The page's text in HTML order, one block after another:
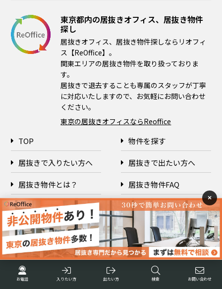
東京都内の居抜きオフィス、居抜き物件
探し
居抜きオフィス、居抜き物件探しならリオフィ
ス【ReOffice】。
関東エリアの居抜き物件を取り扱っておりま
す。
居抜きで退去することも専属のスタッフが丁寧
に対応いたしますので、お気軽にお問い合わせ
ください。
東京の居抜きオフィスならReoffice
TOP 物件を探す
居抜きで入りたい方へ 居抜きで出たい方へ
居抜き物件とは？ 居抜き物件FAQ
企業情報 プライバシーポリシー
Copyright © 2026 ReOffice All rights reserved.
お電話 入りたい方 出たい方 検索 お問い合わせ
×